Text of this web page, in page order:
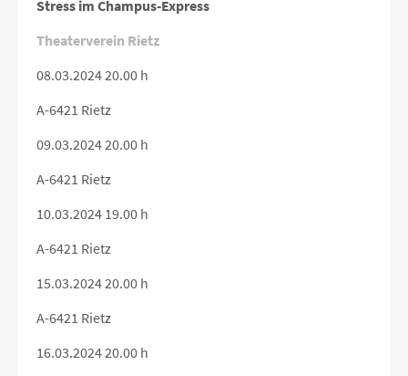
Stress im Champus-Express
Theaterverein Rietz
08.03.2024 20.00 h
A-6421 Rietz
09.03.2024 20.00 h
A-6421 Rietz
10.03.2024 19.00 h
A-6421 Rietz
15.03.2024 20.00 h
A-6421 Rietz
16.03.2024 20.00 h